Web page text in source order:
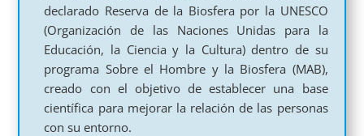
declarado Reserva de la Biosfera por la UNESCO
(Organización de las Naciones Unidas para la
Educación, la Ciencia y la Cultura) dentro de su
programa Sobre el Hombre y la Biosfera (MAB),
creado con el objetivo de establecer una base
científica para mejorar la relación de las personas
con su entorno.